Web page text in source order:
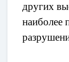
других
наиболее